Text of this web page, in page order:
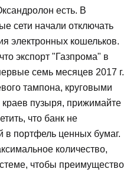
есть. В
сети начали отключать
электронных кошельков.
экспорт "Газпрома" в
семь месяцев 2017 г.
тампона, круговыми
пузыря, прижимайте
что банк не
в портфель ценных бумаг.
количество,
чтобы преимущество